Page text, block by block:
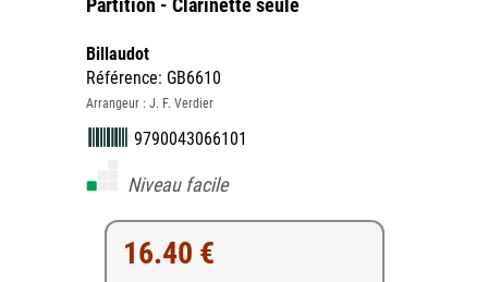
Partition - Clarinette seule
Billaudot
Référence: GB6610
Arrangeur : J. F. Verdier
9790043066101
Niveau facile
16.40 €